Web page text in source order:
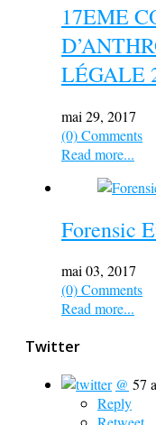
17EME
LÉGALE
mai 29, 2017
(0) Comments
Read more...
Forensic
mai 03, 2017
(0) Comments
Read more...
Twitter
@ 57
Reply